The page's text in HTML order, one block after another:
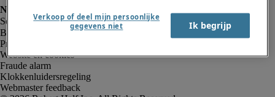
Bedrijfsinformatie
Privacyverklaring
Website en cookies
Fraude alarm
Klokkenluidersregeling
Webmaster feedback
Verkoop of deel mijn persoonlijke
gegevens niet
Ik begrijp